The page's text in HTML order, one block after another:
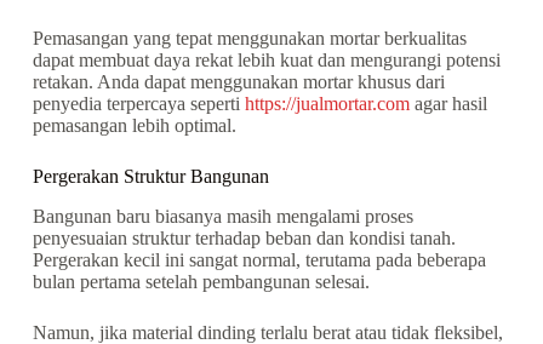
Pemasangan yang tepat menggunakan mortar berkualitas
dapat membuat daya rekat lebih kuat dan mengurangi potensi
retakan. Anda dapat menggunakan mortar khusus dari
penyedia terpercaya seperti https://jualmortar.comagar hasil
pemasangan lebih optimal.
Pergerakan Struktur Bangunan
Bangunan baru biasanya masih mengalami proses
penyesuaian struktur terhadap beban dan kondisi tanah.
Pergerakan kecil ini sangat normal, terutama pada beberapa
bulan pertama setelah pembangunan selesai.
Namun, jika material dinding terlalu berat atau tidak fleksibel,